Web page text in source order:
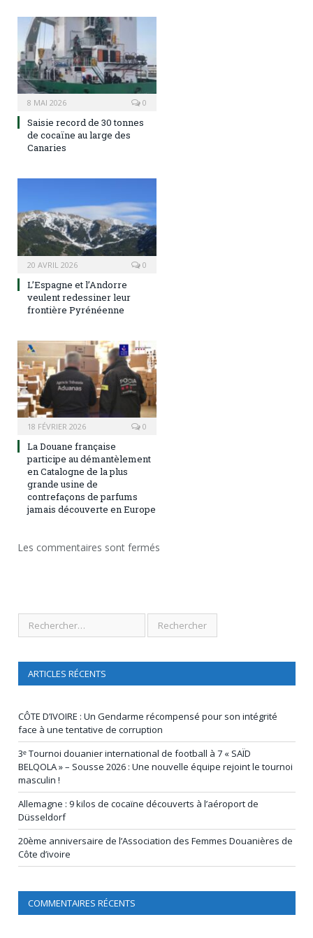
8 MAI 2026 0
Saisie record de 30 tonnes
de cocaïne au large des
Canaries
20 AVRIL 2026 0
L’Espagne et l’Andorre
veulent redessiner leur
frontière Pyrénéenne
18 FÉVRIER 2026 0
La Douane française
participe au démantèlement
en Catalogne de la plus
grande usine de
contrefaçons de parfums
jamais découverte en Europe
Les commentaires sont fermés
ARTICLES RÉCENTS
CÔTE D’IVOIRE : Un Gendarme récompensé pour son intégrité
face à une tentative de corruption
3ᵉ Tournoi douanier international de football à 7 « SAÏD
BELQOLA » – Sousse 2026 : Une nouvelle équipe rejoint le tournoi
masculin !
Allemagne : 9 kilos de cocaïne découverts à l’aéroport de
Düsseldorf
20ème anniversaire de l’Association des Femmes Douanières de
Côte d’ivoire
COMMENTAIRES RÉCENTS